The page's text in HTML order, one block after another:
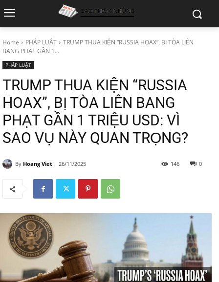
Home PHÁP LUẬT
TRUMP THUA KIỆN “RUSSIA HOAX”, BỊ TÒA LIÊN
BANG PHẠT GẦN 1...
PHÁP LUẬT
TRUMP THUA KIỆN “RUSSIA
HOAX”, BỊ TÒA LIÊN BANG
PHẠT GẦN 1 TRIỆU USD: VÌ
SAO VỤ NÀY QUAN TRỌNG?
By Hoang Viet 26/11/2025 0
146